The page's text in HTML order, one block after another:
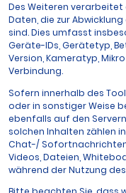
Des Weiteren
Daten, die zur
sind. Dies umfasst
Geräte-IDs, Gerätetyp,
Version, Kameratyp,
Verbindung.
Sofern innerhalb des
oder in sonstiger Weise
ebenfalls auf den
solchen Inhalten zählen
Chat-/
Videos, Dateien,
während der Nutzung